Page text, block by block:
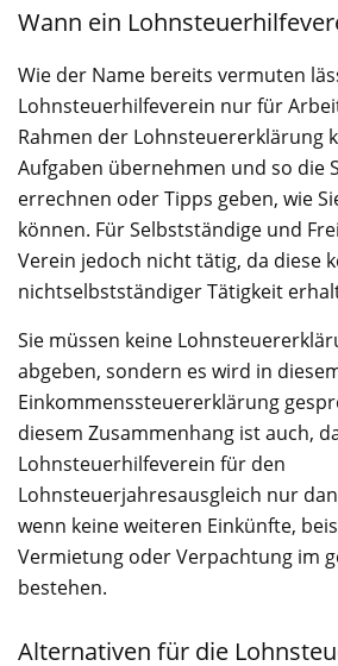
Wann ein
Wie der Name bereits vermuten
Lohnsteuerhilfeverein nur für
Rahmen der Lohnsteuererklärung
Aufgaben übernehmen und so die
errechnen oder Tipps geben, wie
können. Für Selbstständige und
Verein jedoch nicht tätig, da diese
nichtselbstständiger Tätigkeit
Sie müssen keine
abgeben, sondern es wird in
Einkommenssteuererklärung
diesem Zusammenhang ist auch,
Lohnsteuerhilfeverein für den
Lohnsteuerjahresausgleich nur
wenn keine weiteren Einkünfte,
Vermietung oder Verpachtung im
bestehen.
Alternativen für die